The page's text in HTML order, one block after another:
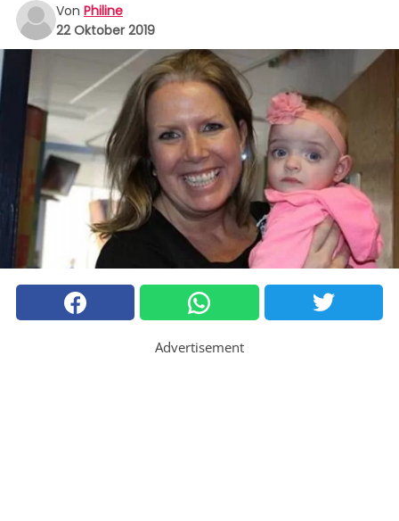
Von Philine
22 Oktober 2019
Advertisement